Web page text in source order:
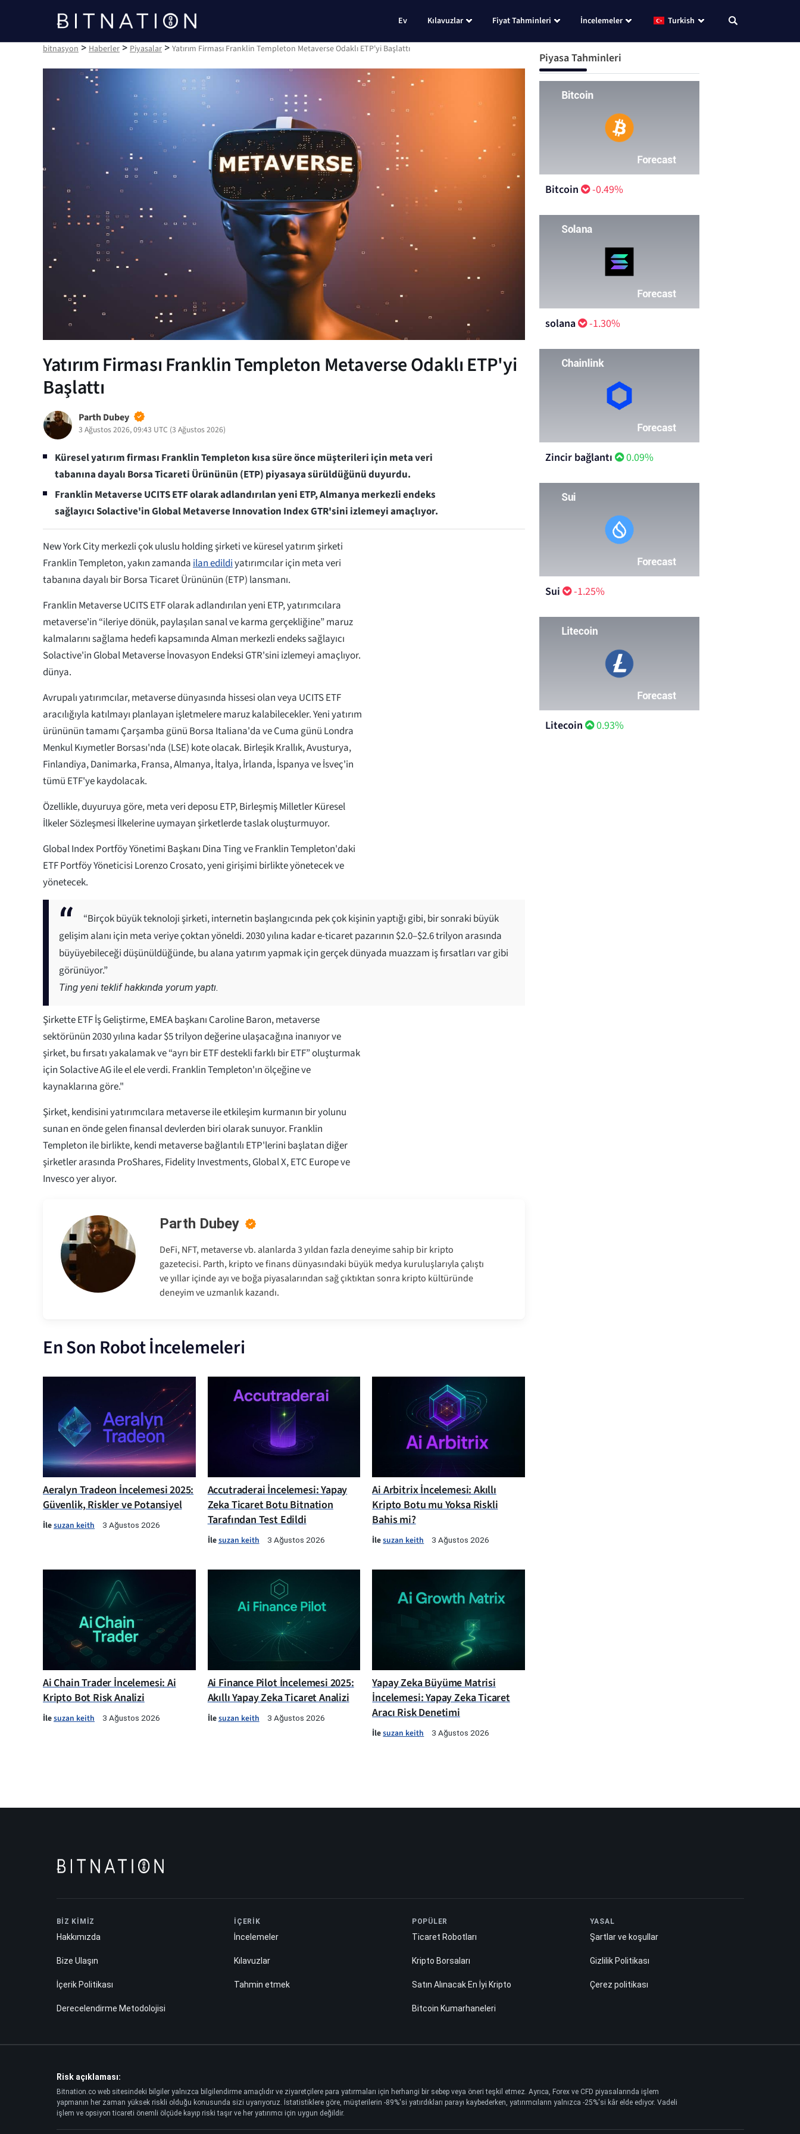
bitnasyon
Ev Kılavuzlar Fiyat Tahminleri İncelemeler Turkish
bitnasyon > Haberler > Piyasalar > Yatırım Firması Franklin Templeton Metaverse Odaklı ETP'yi Başlattı
Yatırım Firması Franklin Templeton Metaverse Odaklı ETP'yi
Başlattı
Parth Dubey
3 Ağustos 2026, 09:43 UTC (3 Ağustos 2026)
Küresel yatırım firması Franklin Templeton kısa süre önce müşterileri için meta veri
tabanına dayalı Borsa Ticareti Ürününün (ETP) piyasaya sürüldüğünü duyurdu.
Franklin Metaverse UCITS ETF olarak adlandırılan yeni ETP, Almanya merkezli endeks
sağlayıcı Solactive'in Global Metaverse Innovation Index GTR'sini izlemeyi amaçlıyor.
New York City merkezli çok uluslu holding şirketi ve küresel yatırım şirketi
Franklin Templeton, yakın zamanda ilan edildiyatırımcılar için meta veri
tabanına dayalı bir Borsa Ticaret Ürününün (ETP) lansmanı.
Franklin Metaverse UCITS ETF olarak adlandırılan yeni ETP, yatırımcılara
metaverse'in “ileriye dönük, paylaşılan sanal ve karma gerçekliğine” maruz
kalmalarını sağlama hedefi kapsamında Alman merkezli endeks sağlayıcı
Solactive'in Global Metaverse İnovasyon Endeksi GTR'sini izlemeyi amaçlıyor.
dünya.
Avrupalı yatırımcılar, metaverse dünyasında hissesi olan veya UCITS ETF
aracılığıyla katılmayı planlayan işletmelere maruz kalabilecekler. Yeni yatırım
ürününün tamamı Çarşamba günü Borsa Italiana'da ve Cuma günü Londra
Menkul Kıymetler Borsası'nda (LSE) kote olacak. Birleşik Krallık, Avusturya,
Finlandiya, Danimarka, Fransa, Almanya, İtalya, İrlanda, İspanya ve İsveç'in
tümü ETF'ye kaydolacak.
Özellikle, duyuruya göre, meta veri deposu ETP, Birleşmiş Milletler Küresel
İlkeler Sözleşmesi İlkelerine uymayan şirketlerde taslak oluşturmuyor.
Global Index Portföy Yönetimi Başkanı Dina Ting ve Franklin Templeton'daki
ETF Portföy Yöneticisi Lorenzo Crosato, yeni girişimi birlikte yönetecek ve
yönetecek.
“Birçok büyük teknoloji şirketi, internetin başlangıcında pek çok kişinin yaptığı gibi, bir sonraki büyük
gelişim alanı için meta veriye çoktan yöneldi. 2030 yılına kadar e-ticaret pazarının $2.0–$2.6 trilyon arasında
büyüyebileceği düşünüldüğünde, bu alana yatırım yapmak için gerçek dünyada muazzam iş fırsatları var gibi
görünüyor.”
Ting yeni teklif hakkında yorum yaptı.
Şirkette ETF İş Geliştirme, EMEA başkanı Caroline Baron, metaverse
sektörünün 2030 yılına kadar $5 trilyon değerine ulaşacağına inanıyor ve
şirket, bu fırsatı yakalamak ve “ayrı bir ETF destekli farklı bir ETF” oluşturmak
için Solactive AG ile el ele verdi. Franklin Templeton'ın ölçeğine ve
kaynaklarına göre."
Şirket, kendisini yatırımcılara metaverse ile etkileşim kurmanın bir yolunu
sunan en önde gelen finansal devlerden biri olarak sunuyor. Franklin
Templeton ile birlikte, kendi metaverse bağlantılı ETP'lerini başlatan diğer
şirketler arasında ProShares, Fidelity Investments, Global X, ETC Europe ve
Invesco yer alıyor.
Parth Dubey
DeFi, NFT, metaverse vb. alanlarda 3 yıldan fazla deneyime sahip bir kripto
gazetecisi. Parth, kripto ve finans dünyasındaki büyük medya kuruluşlarıyla çalıştı
ve yıllar içinde ayı ve boğa piyasalarından sağ çıktıktan sonra kripto kültüründe
deneyim ve uzmanlık kazandı.
En Son Robot İncelemeleri
Aeralyn Tradeon İncelemesi 2025:
Güvenlik, Riskler ve Potansiyel
İlesuzan keith 3 Ağustos 2026
Accutraderai İncelemesi: Yapay
Zeka Ticaret Botu Bitnation
Tarafından Test Edildi
İlesuzan keith 3 Ağustos 2026
Ai Arbitrix İncelemesi: Akıllı
Kripto Botu mu Yoksa Riskli
Bahis mi?
İlesuzan keith 3 Ağustos 2026
Ai Chain Trader İncelemesi: Ai
Kripto Bot Risk Analizi
İlesuzan keith 3 Ağustos 2026
Ai Finance Pilot İncelemesi 2025:
Akıllı Yapay Zeka Ticaret Analizi
İlesuzan keith 3 Ağustos 2026
Yapay Zeka Büyüme Matrisi
İncelemesi: Yapay Zeka Ticaret
Aracı Risk Denetimi
İlesuzan keith 3 Ağustos 2026
Piyasa Tahminleri
Bitcoin -0.49%
solana -1.30%
Zincir bağlantı 0.09%
Sui -1.25%
Litecoin 0.93%
BİZ KİMİZ
Hakkımızda
Bize Ulaşın
İçerik Politikası
Derecelendirme Metodolojisi
İÇERİK
İncelemeler
Kılavuzlar
Tahmin etmek
POPÜLER
Ticaret Robotları
Kripto Borsaları
Satın Alınacak En İyi Kripto
Bitcoin Kumarhaneleri
YASAL
Şartlar ve koşullar
Gizlilik Politikası
Çerez politikası
Risk açıklaması:
Bitnation.co web sitesindeki bilgiler yalnızca bilgilendirme amaçlıdır ve ziyaretçilere para yatırmaları için herhangi bir sebep veya öneri teşkil etmez. Ayrıca, Forex ve CFD piyasalarında işlem
yapmanın her zaman yüksek riskli olduğu konusunda sizi uyarıyoruz. İstatistiklere göre, müşterilerin -89%'si yatırdıkları parayı kaybederken, yatırımcıların yalnızca -25%'si kâr elde ediyor. Vadeli
işlem ve opsiyon ticareti önemli ölçüde kayıp riski taşır ve her yatırımcı için uygun değildir.